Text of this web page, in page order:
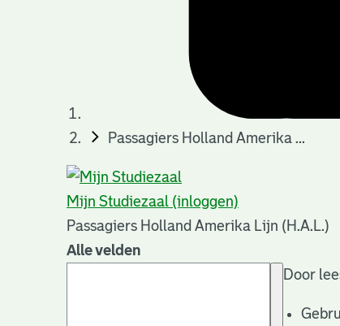
Passagiers Holland Amerika ...
Mijn Studiezaal (inloggen)
Passagiers Holland Amerika Lijn (H.A.L.)
Alle velden
Door